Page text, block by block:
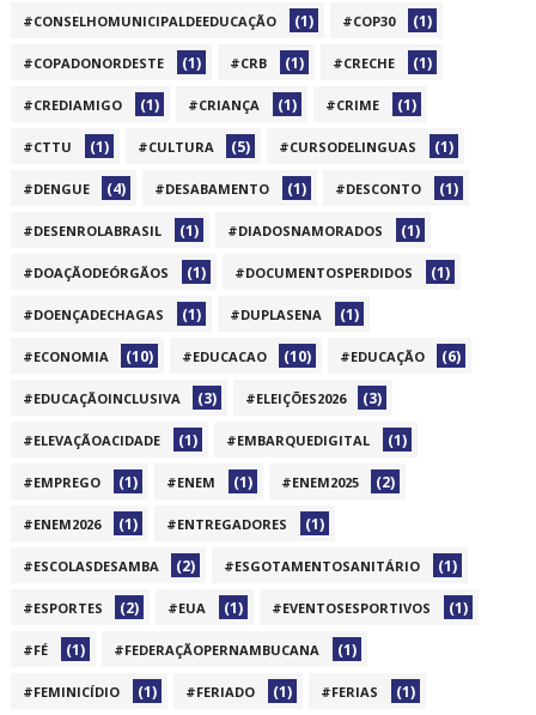
#CONSELHOMUNICIPALDEEDUCAÇÃO (1) #COP30 (1)
#COPADONORDESTE (1) #CRB (1) #CRECHE (1)
#CREDIAMIGO (1) #CRIANÇA (1) #CRIME (1)
#CTTU (1) #CULTURA (5) #CURSODELINGUAS (1)
#DENGUE (4) #DESABAMENTO (1) #DESCONTO (1)
#DESENROLABRASIL (1) #DIADOSNAMORADOS (1)
#DOAÇÃODEÓRGÃOS (1) #DOCUMENTOSPERDIDOS (1)
#DOENÇADECHAGAS (1) #DUPLASENA (1)
#ECONOMIA (10) #EDUCACAO (10) #EDUCAÇÃO (6)
#EDUCAÇÃOINCLUSIVA (3) #ELEIÇÕES2026 (3)
#ELEVAÇÃOACIDADE (1) #EMBARQUEDIGITAL (1)
#EMPREGO (1) #ENEM (1) #ENEM2025 (2)
#ENEM2026 (1) #ENTREGADORES (1)
#ESCOLASDESAMBA (2) #ESGOTAMENTOSANITÁRIO (1)
#ESPORTES (2) #EUA (1) #EVENTOSESPORTIVOS (1)
#FÉ (1) #FEDERAÇÃOPERNAMBUCANA (1)
#FEMINICÍDIO (1) #FERIADO (1) #FERIAS (1)